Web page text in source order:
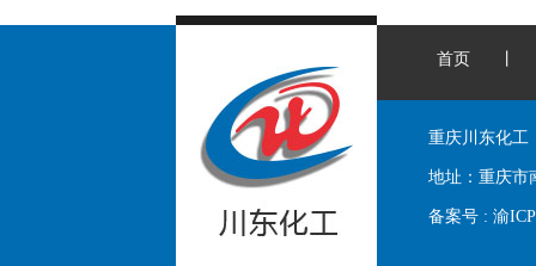
首页
重庆川东化工
地址： 重庆市
备案号 : 渝